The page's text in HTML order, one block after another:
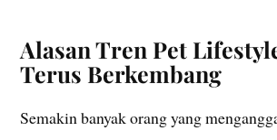
Alasan Tren Pet
Terus Berkembang
Semakin banyak orang yang